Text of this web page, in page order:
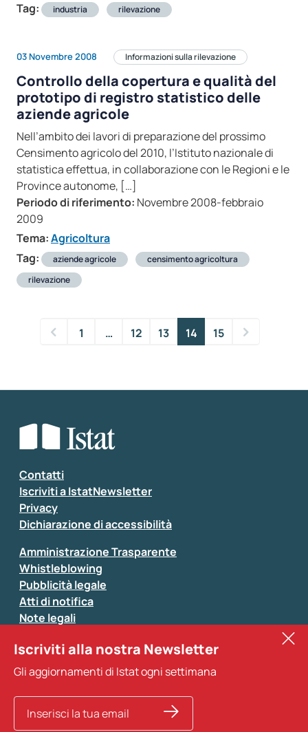
Tag:
industria rilevazione
03 Novembre 2008 Informazioni sulla rilevazione
Controllo della copertura e qualità del
prototipo di registro statistico delle
aziende agricole
Nell’ambito dei lavori di preparazione del prossimo
Censimento agricolo del 2010, l’Istituto nazionale di
statistica effettua, in collaborazione con le Regioni e le
Province autonome, […]
Periodo di riferimento: Novembre 2008-febbraio
2009
Tema:Agricoltura
Tag:
aziende agricole
censimento agricoltura
rilevazione
1 … 12 13 14 15
Contatti
Iscriviti a IstatNewsletter
Privacy
Dichiarazione di accessibilità
Amministrazione Trasparente
Whistleblowing
Pubblicità legale
Atti di notifica
Note legali
Sistan
Altri servizi
Iscriviti alla nostra Newsletter
Gli aggiornamenti di Istat ogni settimana